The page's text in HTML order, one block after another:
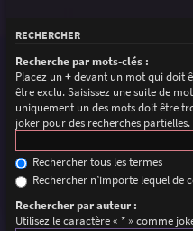
RECHERCHER
Recherche par mots-clés :
Placez un+devant un mot qui doit
être exclu. Saisissez une suite de
uniquement un des mots doit être
joker pour des recherches partielles.
Rechercher tous les termes
Rechercher n’importe lequel de
Rechercher par auteur :
Utilisez le caractère « * » comme